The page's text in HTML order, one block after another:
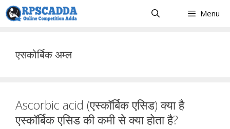
Skip
to
Menu
एसकोर्बिक अम्ल
Ascorbic acid (एस्कॉर्बिक एसिड) क्या है
एस्कॉर्बिक एसिड की कमी से क्या होता है?